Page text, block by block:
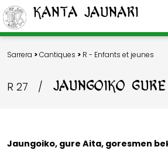
Kanta Jaunari
Sarrera >Cantiques > R - Enfants et jeunes
R 27 / JAUNGOIKO
Jaungoiko, gure Aita, goresmen